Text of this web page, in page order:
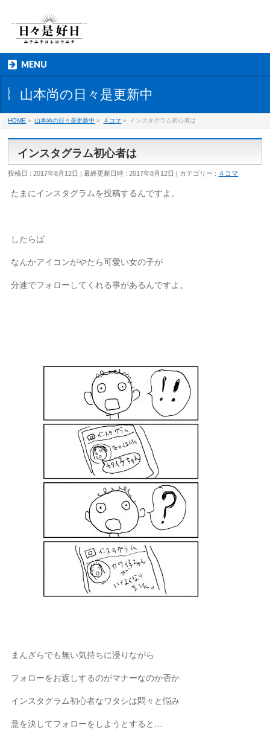
MENU
山本尚の日々是更新中
HOME » 山本尚の日々是更新中 » ４コマ » インスタグラム初心者は
インスタグラム初心者は
投稿日 : 2017年8月12日 最終更新日時 : 2017年8月12日 カテゴリー : ４コマ
たまにインスタグラムを投稿するんですよ。
したらば
なんかアイコンがやたら可愛い女の子が
分速でフォローしてくれる事があるんですよ。
まんざらでも無い気持ちに浸りながら
フォローをお返しするのがマナーなのか否か
インスタグラム初心者なワタシは悶々と悩み
意を決してフォローをしようとすると…